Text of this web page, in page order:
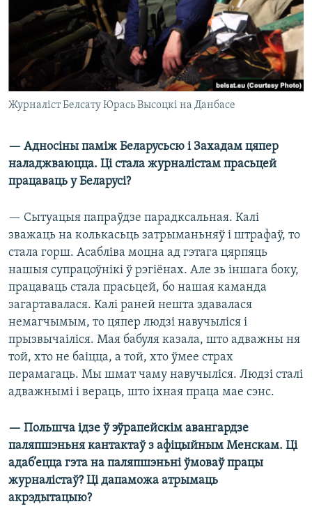
Журналіст Белсату Юрась Высоцкі на Данбасе
— Адносіны паміж Беларусьсю і Захадам цяпер
наладжваюцца. Ці стала журналістам прасьцей
працаваць у Беларусі?
— Сытуацыя папраўдзе парадксальная. Калі
зважаць на колькасьць затрыманьняў і штрафаў, то
стала горш. Асабліва моцна ад гэтага цярпяць
нашыя супрацоўнікі ў рэгіёнах. Але зь іншага боку,
працаваць стала прасьцей, бо нашая каманда
загартавалася. Калі раней нешта здавалася
немагчымым, то цяпер людзі навучыліся і
прызвычаіліся. Мая бабуля казала, што адважны ня
той, хто не баіцца, а той, хто ўмее страх
перамагаць. Мы шмат чаму навучыліся. Людзі сталі
адважнымі і вераць, што іхная праца мае сэнс.
— Польшча ідзе ў эўрапейскім авангардзе
паляпшэньня кантактаў з афіцыйным Менскам. Ці
адаб’ецца гэта на паляпшэньні ўмоваў працы
журналістаў? Ці дапаможа атрымаць
акрэдытацыю?